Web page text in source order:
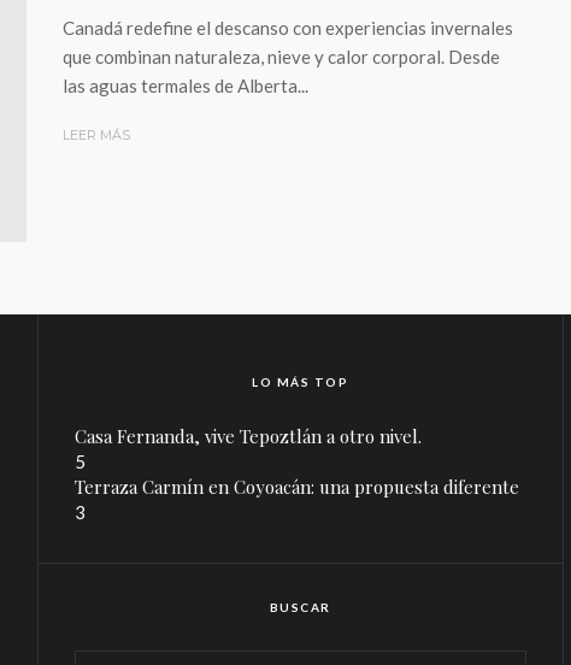
Canadá redefine el descanso con experiencias invernales
que combinan naturaleza, nieve y calor corporal. Desde
las aguas termales de Alberta...
LEER MÁS
LO MÁS TOP
Casa Fernanda, vive Tepoztlán a otro nivel.
5
Terraza Carmín en Coyoacán: una propuesta diferente
3
BUSCAR